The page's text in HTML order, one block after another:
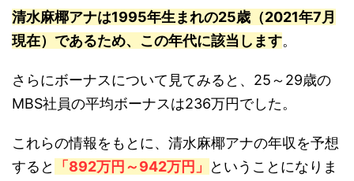
清水麻椰アナは1995年生まれの25歳（2021年7月
現在）であるため、この年代に該当します。
さらにボーナスについて見てみると、25～29歳の
MBS社員の平均ボーナスは236万円でした。
これらの情報をもとに、清水麻椰アナの年収を予想
すると
「892万円～942万円」
ということになりま